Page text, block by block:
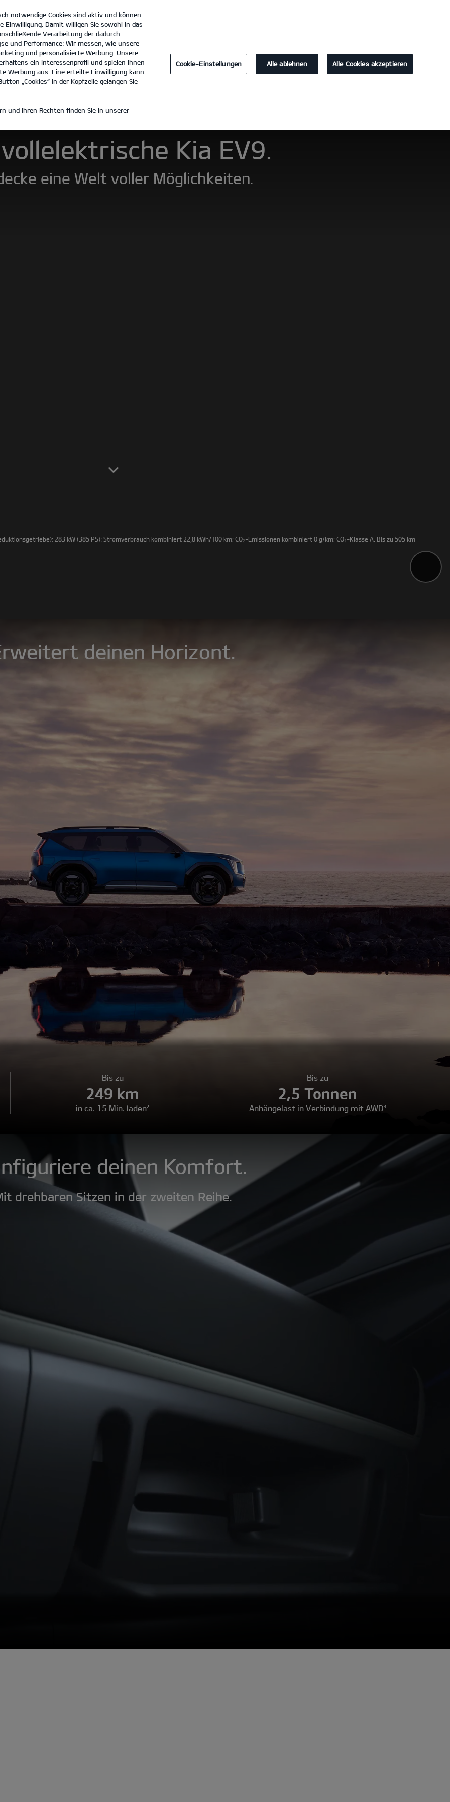
Kuchenbecker GmbH & Co. KG
Zubehör Entdecken Preisliste herunterladen Probefahrt Konfigurator
Kia EV9.
eine Welt voller Möglichkeiten.
283 kW (385 PS): Stromverbrauch kombiniert 22,8 kWh/100 km; CO₂-Emissionen kombiniert 0 g/km; CO₂-Klasse A. Bis zu 505 km
deinen Horizont.
Bis zu
249 km
in ca. 15 Min. laden²
Bis zu
2,5 Tonnen
Anhängelast in Verbindung mit AWD³
deinen Komfort.
drehbaren Sitzen in der zweiten Reihe.
notwendige Cookies sind aktiv und können
Damit willigen Sie sowohl in das
Verarbeitung der dadurch
und Performance: Wir messen, wie unsere
und personalisierte Werbung: Unsere
ein Interessenprofil und spielen Ihnen
Werbung aus. Eine erteilte Einwilligung kann
„Cookies“ in der Kopfzeile gelangen Sie
und Ihren Rechten finden Sie in unserer
Cookie-Einstellungen Alle ablehnen Alle Cookies akzeptieren